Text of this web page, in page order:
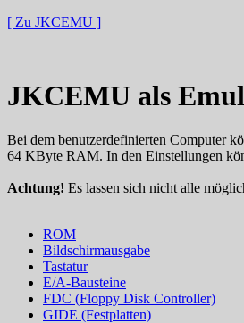
[ Zu JKCEMU ]
JKCEMU als
Bei dem benutzerdefinierten Computer
64 KByte RAM. In den Einstellungen
Achtung! Es lassen sich nicht alle
ROM
Bildschirmausgabe
Tastatur
E/A-Bausteine
FDC (Floppy Disk Controller)
GIDE (Festplatten)